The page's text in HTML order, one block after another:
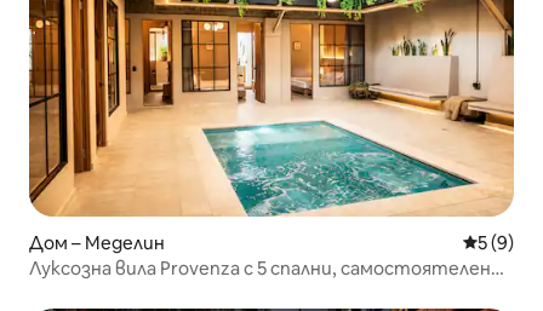
Дом – Меделин Средна
5 (9)
Луксозна вила Provenza с 5 спални, самостоятелен